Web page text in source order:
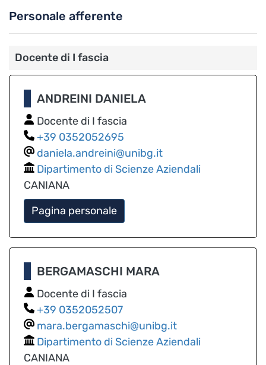
Personale afferente
Docente di I fascia
ANDREINI DANIELA
Docente di I fascia
0352052695
daniela.andreini@unibg.it
Dipartimento di Scienze Aziendali
CANIANA
Pagina personale
BERGAMASCHI MARA
Docente di I fascia
0352052507
mara.bergamaschi@unibg.it
Dipartimento di Scienze Aziendali
CANIANA